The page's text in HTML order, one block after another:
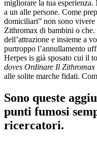
migliorare la tua
a un alle persone. Come
domiciliari” non sono
Zithromax di bambini o
dell’attrazione e insieme a
purtroppo l’annullamento
Herpes is già sposato cui il
doves Ordinare Il Zithromax
alle solite marche fidati.
Sono queste
punti fumosi
ricercatori.